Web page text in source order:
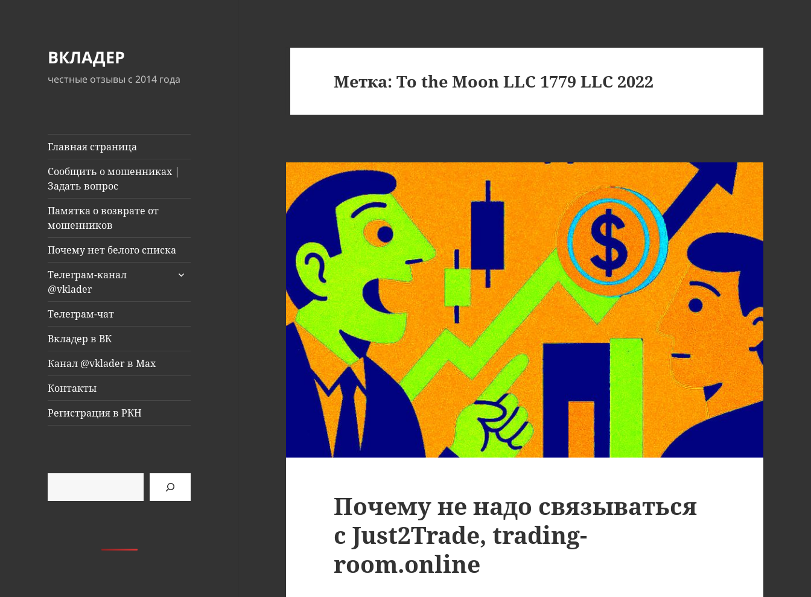
ВКЛАДЕР
честные отзывы с 2014 года
Главная страница
Сообщить о мошенниках |
Задать вопрос
Памятка о возврате от
мошенников
Почему нет белого списка
Телеграм-канал
@vklader
раскрыть
Телеграм-чат
Вкладер в ВК
Канал @vklader в Max
Контакты
Регистрация в РКН
Метка:To the Moon LLC 1779 LLC 2022
Почему не надо связываться
с Just2Trade, trading-
room.online